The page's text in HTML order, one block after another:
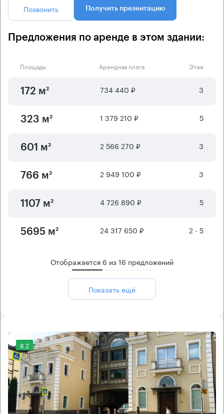
Позвонить Получить презентацию
Предложения по аренде в этом здании:
Площадь Арендная плата Этаж
172 м² 734 440 ₽ 3
323 м² 1 379 210 ₽ 5
601 м² 2 566 270 ₽ 3
766 м² 2 949 100 ₽ 3
1107 м² 4 726 890 ₽ 5
5695 м² 24 317 650 ₽ 2 - 5
Отображается 6 из16 предложений
Показать ещё
8.2